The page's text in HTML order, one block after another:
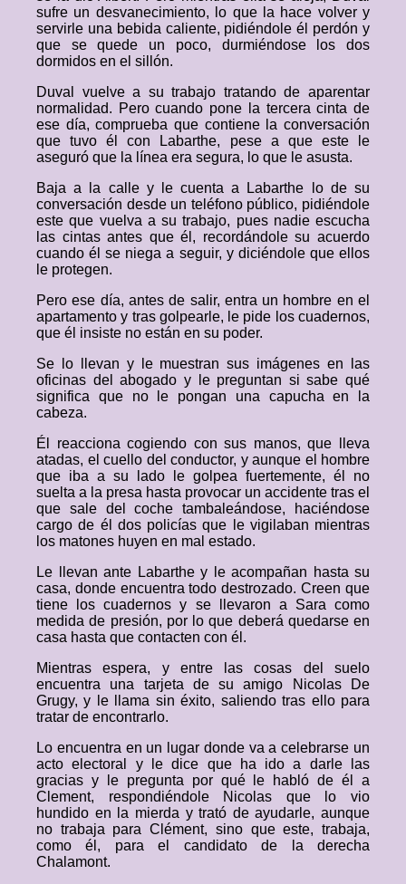
sufre un desvanecimiento, lo que la hace volver y
servirle una bebida caliente, pidiéndole él perdón y
que se quede un poco, durmiéndose los dos
dormidos en el sillón.
Duval vuelve a su trabajo tratando de aparentar
normalidad. Pero cuando pone la tercera cinta de
ese día, comprueba que contiene la conversación
que tuvo él con Labarthe, pese a que este le
aseguró que la línea era segura, lo que le asusta.
Baja a la calle y le cuenta a Labarthe lo de su
conversación desde un teléfono público, pidiéndole
este que vuelva a su trabajo, pues nadie escucha
las cintas antes que él, recordándole su acuerdo
cuando él se niega a seguir, y diciéndole que ellos
le protegen.
Pero ese día, antes de salir, entra un hombre en el
apartamento y tras golpearle, le pide los cuadernos,
que él insiste no están en su poder.
Se lo llevan y le muestran sus imágenes en las
oficinas del abogado y le preguntan si sabe qué
significa que no le pongan una capucha en la
cabeza.
Él reacciona cogiendo con sus manos, que lleva
atadas, el cuello del conductor, y aunque el hombre
que iba a su lado le golpea fuertemente, él no
suelta a la presa hasta provocar un accidente tras el
que sale del coche tambaleándose, haciéndose
cargo de él dos policías que le vigilaban mientras
los matones huyen en mal estado.
Le llevan ante Labarthe y le acompañan hasta su
casa, donde encuentra todo destrozado. Creen que
tiene los cuadernos y se llevaron a Sara como
medida de presión, por lo que deberá quedarse en
casa hasta que contacten con él.
Mientras espera, y entre las cosas del suelo
encuentra una tarjeta de su amigo Nicolas De
Grugy, y le llama sin éxito, saliendo tras ello para
tratar de encontrarlo.
Lo encuentra en un lugar donde va a celebrarse un
acto electoral y le dice que ha ido a darle las
gracias y le pregunta por qué le habló de él a
Clement, respondiéndole Nicolas que lo vio
hundido en la mierda y trató de ayudarle, aunque
no trabaja para Clément, sino que este, trabaja,
como él, para el candidato de la derecha
Chalamont.